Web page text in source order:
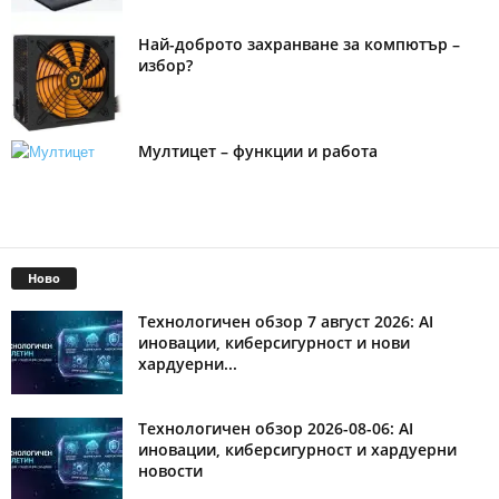
Най-доброто захранване за компютър –
избор?
Мултицет – функции и работа
Ново
Технологичен обзор 7 август 2026: AI
иновации, киберсигурност и нови
хардуерни...
Технологичен обзор 2026-08-06: AI
иновации, киберсигурност и хардуерни
новости